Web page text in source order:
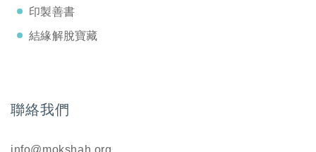
印製善書
結緣解脫寶藏
聯絡我們